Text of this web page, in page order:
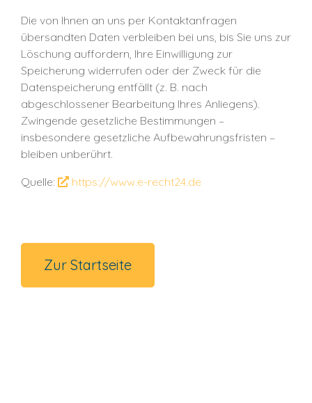
Die von Ihnen an uns per Kontaktanfragen
übersandten Daten verbleiben bei uns, bis Sie uns zur
Löschung auffordern, Ihre Einwilligung zur
Speicherung widerrufen oder der Zweck für die
Datenspeicherung entfällt (z. B. nach
abgeschlossener Bearbeitung Ihres Anliegens).
Zwingende gesetzliche Bestimmungen –
insbesondere gesetzliche Aufbewahrungsfristen –
bleiben unberührt.
Quelle:
https://www.e-recht24.de
Zur Startseite